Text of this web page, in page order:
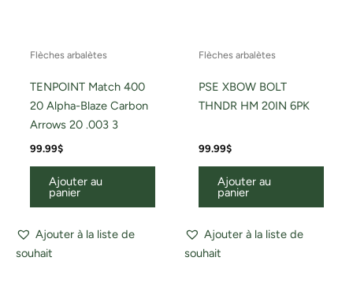
Flèches arbalètes
TENPOINT Match 400
20 Alpha-Blaze Carbon
Arrows 20 .003 3
99.99$
Ajouter au
panier
Ajouter à la liste de
souhait
Flèches arbalètes
PSE XBOW BOLT
THNDR HM 20IN 6PK
99.99$
Ajouter au
panier
Ajouter à la liste de
souhait